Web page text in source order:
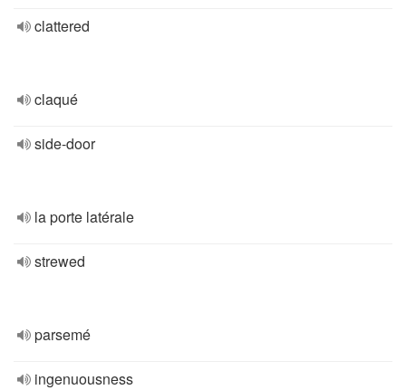
clattered
claqué
side-door
la porte latérale
strewed
parsemé
ingenuousness